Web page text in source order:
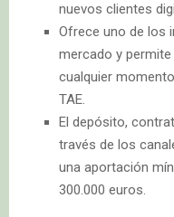
nuevos clientes
Ofrece uno de los
mercado y
cualquier
TAE.
El depósito,
través de los
una aportación
300.000 euros.